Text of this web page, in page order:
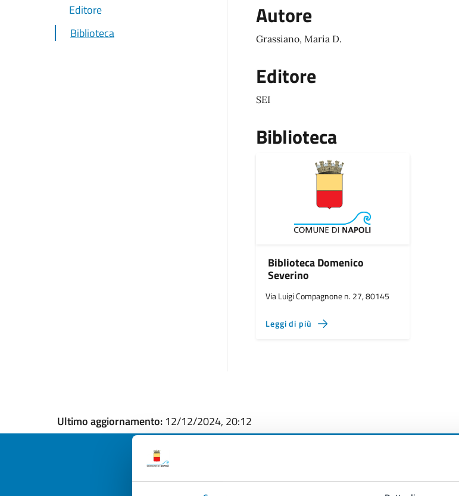
Editore
Biblioteca
Autore
Grassiano, Maria D.
Editore
SEI
Biblioteca
Biblioteca Domenico
Severino
Via Luigi Compagnone n. 27, 80145
Leggi di più
Ultimo aggiornamento: 12/12/2024, 20:12